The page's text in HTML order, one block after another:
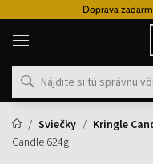
Doprava
na
Sviečky
Kringle
Candle 624g